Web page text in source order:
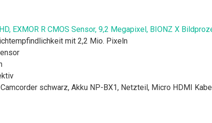
EXMOR R CMOS Sensor, 9,2 Megapixel, BIONZ X
mit 2,2 Mio. Pixeln
schwarz, Akku NP-BX1, Netzteil, Micro HDMI